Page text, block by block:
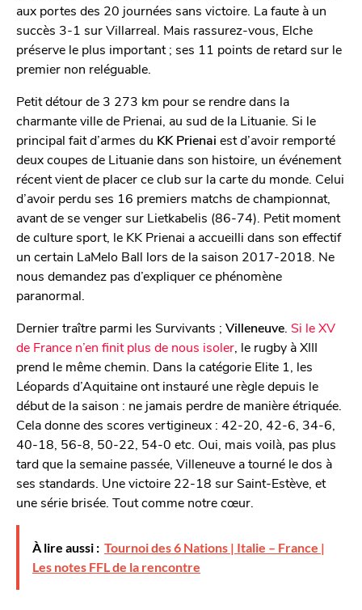
aux portes des 20 journées sans victoire. La faute à un
succès 3-1 sur Villarreal. Mais rassurez-vous, Elche
préserve le plus important ; ses 11 points de retard sur le
premier non reléguable.
Petit détour de 3 273 km pour se rendre dans la
charmante ville de Prienai, au sud de la Lituanie. Si le
principal fait d’armes du KK Prienai est d’avoir remporté
deux coupes de Lituanie dans son histoire, un événement
récent vient de placer ce club sur la carte du monde. Celui
d’avoir perdu ses 16 premiers matchs de championnat,
avant de se venger sur Lietkabelis (86-74). Petit moment
de culture sport, le KK Prienai a accueilli dans son effectif
un certain LaMelo Ball lors de la saison 2017-2018. Ne
nous demandez pas d’expliquer ce phénomène
paranormal.
Dernier traître parmi les Survivants ; Villeneuve Si le XV
de France n’en finit plus de nous isoler , le rugby à XIII
prend le même chemin. Dans la catégorie Elite 1, les
Léopards d’Aquitaine ont instauré une règle depuis le
début de la saison : ne jamais perdre de manière étriquée.
Cela donne des scores vertigineux : 42-20, 42-6, 34-6,
40-18, 56-8, 50-22, 54-0 etc. Oui, mais voilà, pas plus
tard que la semaine passée, Villeneuve a tourné le dos à
ses standards. Une victoire 22-18 sur Saint-Estève, et
une série brisée. Tout comme notre cœur.
À lire aussi : Tournoi des 6 Nations | Italie – France |
Les notes FFL de la rencontre